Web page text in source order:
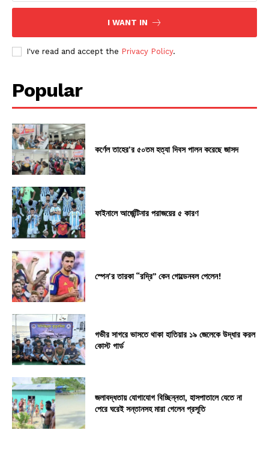
I WANT IN
I've read and accept the Privacy Policy.
Popular
কর্ণেল তাহের’র ৫০তম হত্যা দিবস পালন করেছে জাসদ
ফাইনালে আর্জেন্টিনার পরাজয়ের ৫ কারণ
স্পেন’র তারকা “রদ্রি” কেন গোল্ডেনবল পেলেন!
গভীর সাগরে ভাসতে থাকা হাতিয়ার ১৯ জেলেকে উদ্ধার করল
কোস্ট গার্ড
জলাবদ্ধতায় যোগাযোগ বিচ্ছিন্নতা, হাসপাতালে যেতে না
পেরে ঘরেই সন্তানসহ মারা গেলেন প্রসূতি